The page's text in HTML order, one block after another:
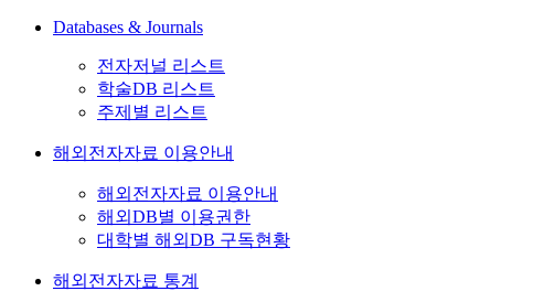
Databases & Journals
전자저널 리스트
학술DB 리스트
주제별 리스트
해외전자자료 이용안내
해외전자자료 이용안내
해외DB별 이용권한
대학별 해외DB 구독현황
해외전자자료 통계